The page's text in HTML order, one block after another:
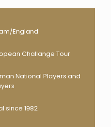
England
Challange Tour
National Players and
since 1982